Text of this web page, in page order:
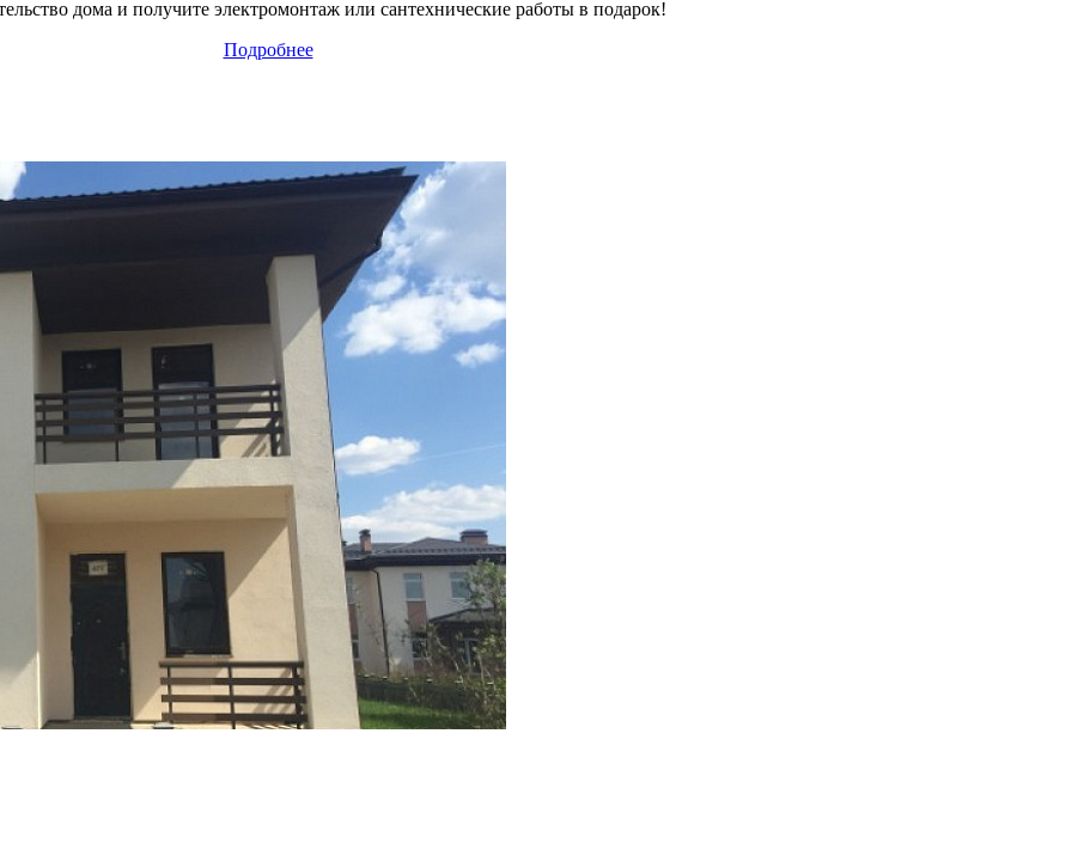
дома и получите электромонтаж или сантехнические работы в подарок!
Подробнее